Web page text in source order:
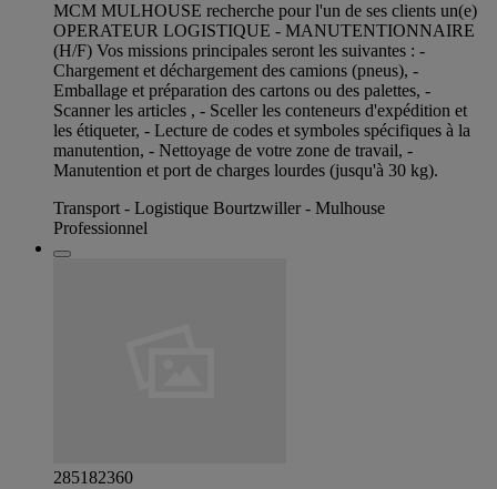
MCM MULHOUSE recherche pour l'un de ses clients un(e)
OPERATEUR LOGISTIQUE - MANUTENTIONNAIRE
(H/F) Vos missions principales seront les suivantes : -
Chargement et déchargement des camions (pneus), -
Emballage et préparation des cartons ou des palettes, -
Scanner les articles , - Sceller les conteneurs d'expédition et
les étiqueter, - Lecture de codes et symboles spécifiques à la
manutention, - Nettoyage de votre zone de travail, -
Manutention et port de charges lourdes (jusqu'à 30 kg).
Transport - Logistique Bourtzwiller - Mulhouse
Professionnel
285182360